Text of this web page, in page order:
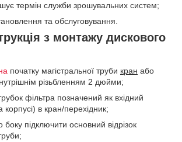
термін служби зрошувальних систем;
та обслуговування.
з монтажу дискового
початку магістральної труби кран або
різьбленням 2 дюйми;
фільтра позначений як вхідний
в кран/перехідник;
боку підключити основний відрізок